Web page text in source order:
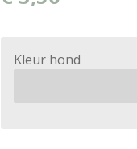
Kleur hond